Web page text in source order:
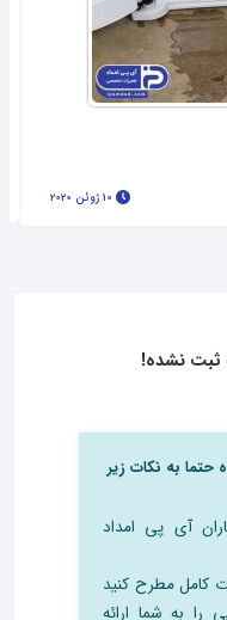
ثبت نشده!
حتما به نکات زیر
آی پی امداد
کامل مطرح کنید
را به شما ارائه